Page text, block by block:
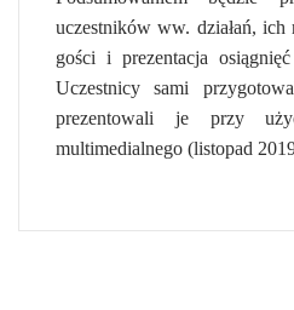
uczestników ww. działań,
gości i prezentacja
Uczestnicy sami
prezentowali je przy
multimedialnego (listopad